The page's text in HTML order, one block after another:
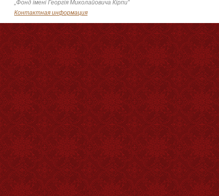
„Фонд імені Георгія Миколайовича Кірпи”
Контактная информация